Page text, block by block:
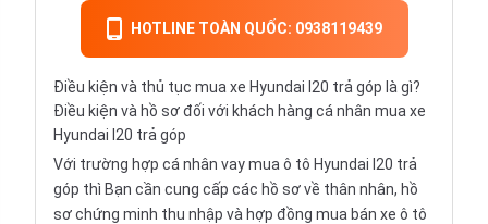
HOTLINE TOÀN QUỐC: 0938119439
Điều kiện và thủ tục mua xe Hyundai I20 trả góp là gì?
Điều kiện và hồ sơ đối với khách hàng cá nhân mua xe
Hyundai I20 trả góp
Với trường hợp cá nhân vaymua ô tô Hyundai I20 trả
góp thì Bạn cần cung cấp các hồ sơ về thân nhân, hồ
sơ chứng minh thu nhập và hợp đồng mua bán xe ô tô